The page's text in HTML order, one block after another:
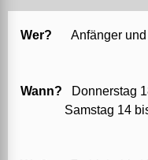
Wer?Anfänger
Wann? Donnerstag
Samstag 14 bis